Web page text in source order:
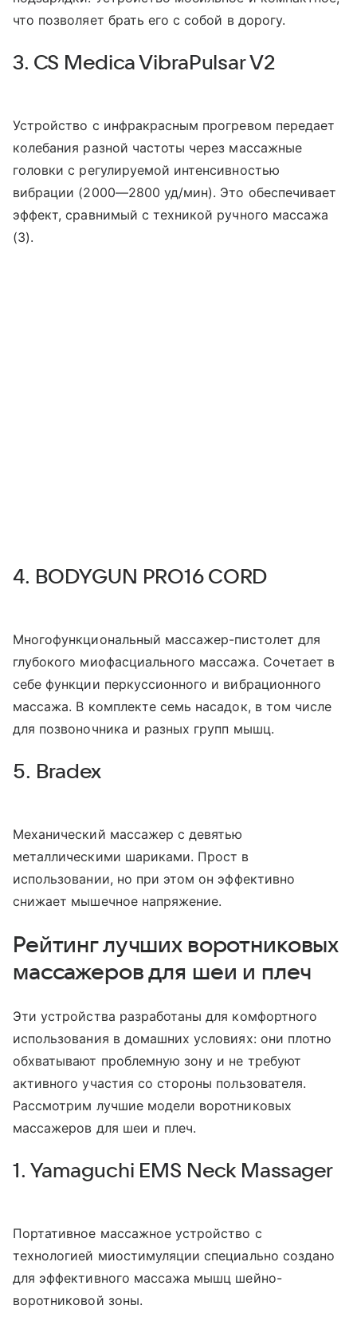
что позволяет брать его с собой в дорогу.
3. CS Medica VibraPulsar V2
Устройство с инфракрасным прогревом передает
колебания разной частоты через массажные
головки с регулируемой интенсивностью
вибрации (2000—2800 уд/мин). Это обеспечивает
эффект, сравнимый с техникой ручного массажа
(3).
4. BODYGUN PRO16 CORD
Многофункциональный массажер-пистолет для
глубокого миофасциального массажа. Сочетает в
себе функции перкуссионного и вибрационного
массажа. В комплекте семь насадок, в том числе
для позвоночника и разных групп мышц.
5. Bradex
Механический массажер с девятью
металлическими шариками. Прост в
использовании, но при этом он эффективно
снижает мышечное напряжение.
Рейтинг лучших воротниковых
массажеров для шеи и плеч
Эти устройства разработаны для комфортного
использования в домашних условиях: они плотно
обхватывают проблемную зону и не требуют
активного участия со стороны пользователя.
Рассмотрим лучшие модели воротниковых
массажеров для шеи и плеч.
1. Yamaguchi EMS Neck Massager
Портативное массажное устройство с
технологией миостимуляции специально создано
для эффективного массажа мышц шейно-
воротниковой зоны.